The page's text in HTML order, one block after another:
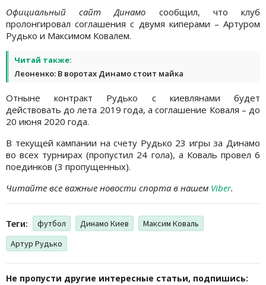
Официальный сайт Динамо сообщил, что клуб
пролонгировал соглашения с двумя киперами – Артуром
Рудько и Максимом Ковалем.
Читай также:
Леоненко: В воротах Динамо стоит майка
Отныне контракт Рудько с киевлянами будет
действовать до лета 2019 года, а соглашение Коваля – до
20 июня 2020 года.
В текущей кампании на счету Рудько 23 игры за Динамо
во всех турнирах (пропустил 24 гола), а Коваль провел 6
поединков (3 пропущенных).
Читайте все важные новости спорта в нашем Viber.
Теги: футбол Динамо Киев
Максим Коваль
Артур Рудько
Не пропусти другие интересные статьи, подпишись: